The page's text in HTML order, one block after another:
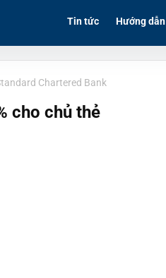
Tin tức Hướng dẫn
Chartered Bank
cho chủ thẻ